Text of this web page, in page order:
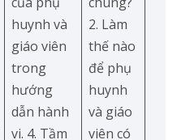
huynh và
giáo viên
trong
hướng
dẫn hành
vi. 4. Tầm
2. Làm
thế nào
để phụ
huynh
và giáo
viên có